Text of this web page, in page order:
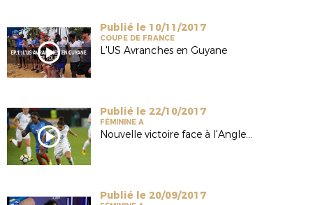
Publié le 10/11/2017
COUPE DE FRANCE
L'US Avranches en Guyane
Publié le 22/10/2017
FÉMININE A
Nouvelle victoire face à l'Angleterre
Publié le 20/09/2017